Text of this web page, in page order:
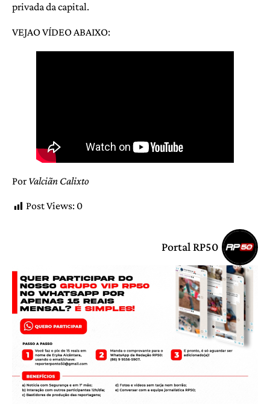
privada da capital.
VEJAO VÍDEO ABAIXO:
Por Valciãn Calixto
Post Views: 0
Portal RP50